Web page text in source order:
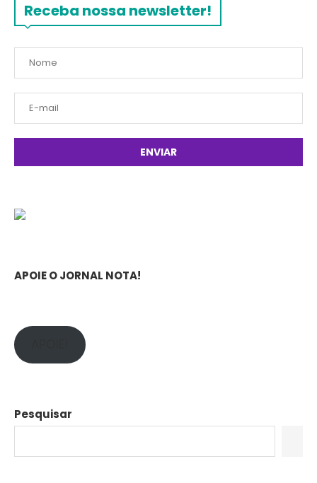
Receba nossa newsletter!
APOIE O JORNAL NOTA!
Pesquisar